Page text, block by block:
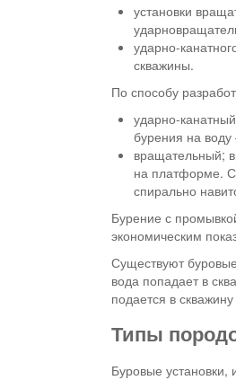
установки
ударно-
скважины.
По способу
ударно-
бурения на воду
вращательный;
на платформе.
спирально
Бурение с
экономическим
Существуют
вода попадает в
подается в
Типы
Буровые